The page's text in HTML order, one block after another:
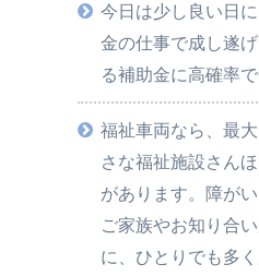
今日は少し良い日
金の仕事で成し遂
る補助金に高確率
福祉車両なら、最
さな福祉施設さん
があります。障が
ご家族やお知り合
に、ひとりでも多